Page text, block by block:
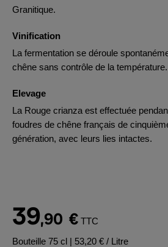
Granitique.
Vinification
La fermentation se déroule
chêne sans contrôle de la température.
Elevage
La Rouge crianza est effectuée
foudres de chêne français de
génération, avec leurs lies intactes.
39,90 € TTC
Bouteille 75 cl | 53,20 € / Litre